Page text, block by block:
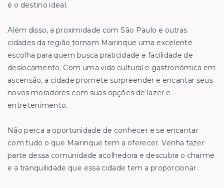
é o destino ideal.
Além disso, a proximidade com São Paulo e outras
cidades da região tornam Mairinque uma excelente
escolha para quem busca praticidade e facilidade de
deslocamento. Com uma vida cultural e gastronômica em
ascensão, a cidade promete surpreender e encantar seus
novos moradores com suas opções de lazer e
entretenimento.
Não perca a oportunidade de conhecer e se encantar
com tudo o que Mairinque tem a oferecer. Venha fazer
parte dessa comunidade acolhedora e descubra o charme
e a tranquilidade que essa cidade tem a proporcionar.